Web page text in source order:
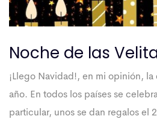
Noche de las
¡Llego Navidad!, en mi opinión, la
año. En todos los países se
particular, unos se dan regalos el